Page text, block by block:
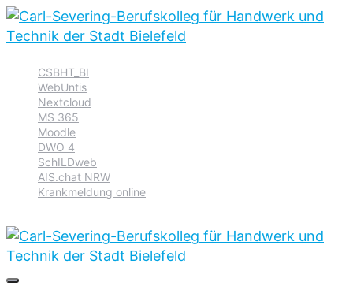
Hauptnavigation
springen
Inhalt
springen
Footer
springen
CSBHT_BI
WebUntis
Nextcloud
MS 365
Moodle
DWO 4
SchILDweb
AIS.chat NRW
Krankmeldung online